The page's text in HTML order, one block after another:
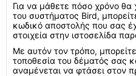
Για να μάθετε πόσο χρόνο θα
του συστήματος Bird,
κωδικό αποστολής που σας
στοιχεία στην ιστοσελίδα
Με αυτόν τον τρόπο,
τοποθεσία του δέματός σας
αναμένεται να φτάσει στον